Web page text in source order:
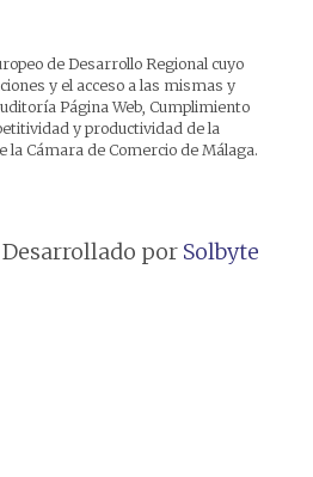
de Desarrollo Regional cuyo
y el acceso a las mismas y
Página Web, Cumplimiento
y productividad de la
la Cámara de Comercio de Málaga.
Desarrollado por Solbyte